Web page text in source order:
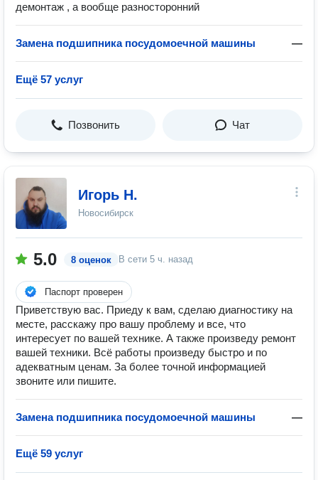
демонтаж , а вообще разносторонний
Замена подшипника посудомоечной машины —
Ещё 57 услуг
Позвонить Чат
Игорь Н.
Новосибирск
5.0 8 оценок В сети 5 ч. назад
Паспорт проверен
Приветствую вас. Приеду к вам, сделаю диагностику на
месте, расскажу про вашу проблему и все, что
интересует по вашей технике. А также произведу ремонт
вашей техники. Всё работы произведу быстро и по
адекватным ценам. За более точной информацией
звоните или пишите.
Замена подшипника посудомоечной машины —
Ещё 59 услуг